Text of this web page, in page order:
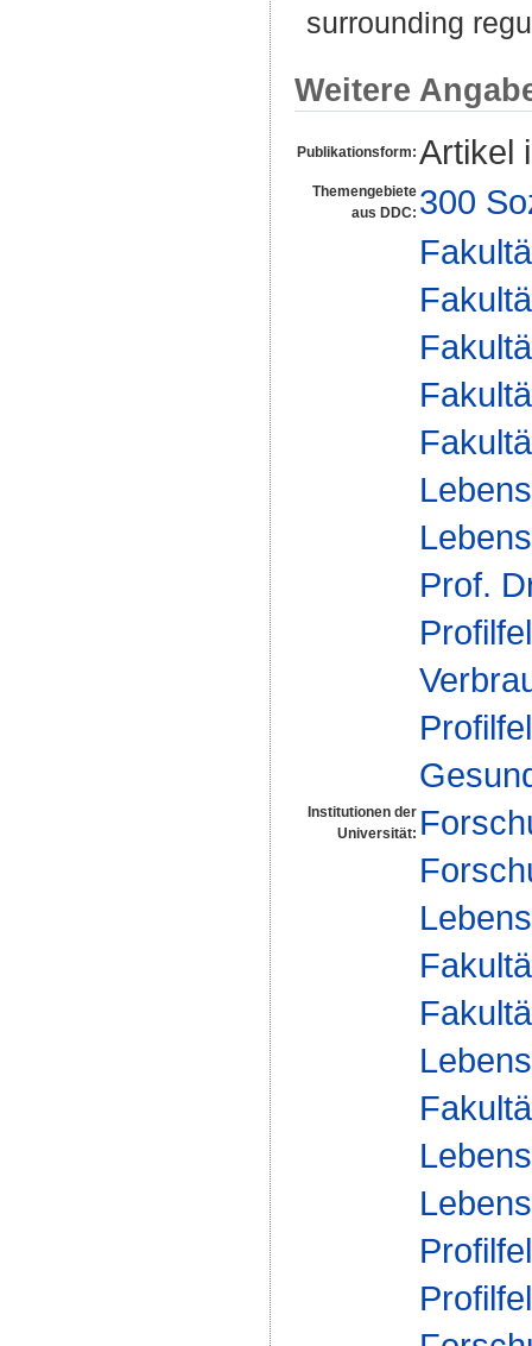
surrounding
Weitere
Publikationsform: Artikel
Themengebiete
aus DDC: 300
Institutionen der
Universität:
Prof.